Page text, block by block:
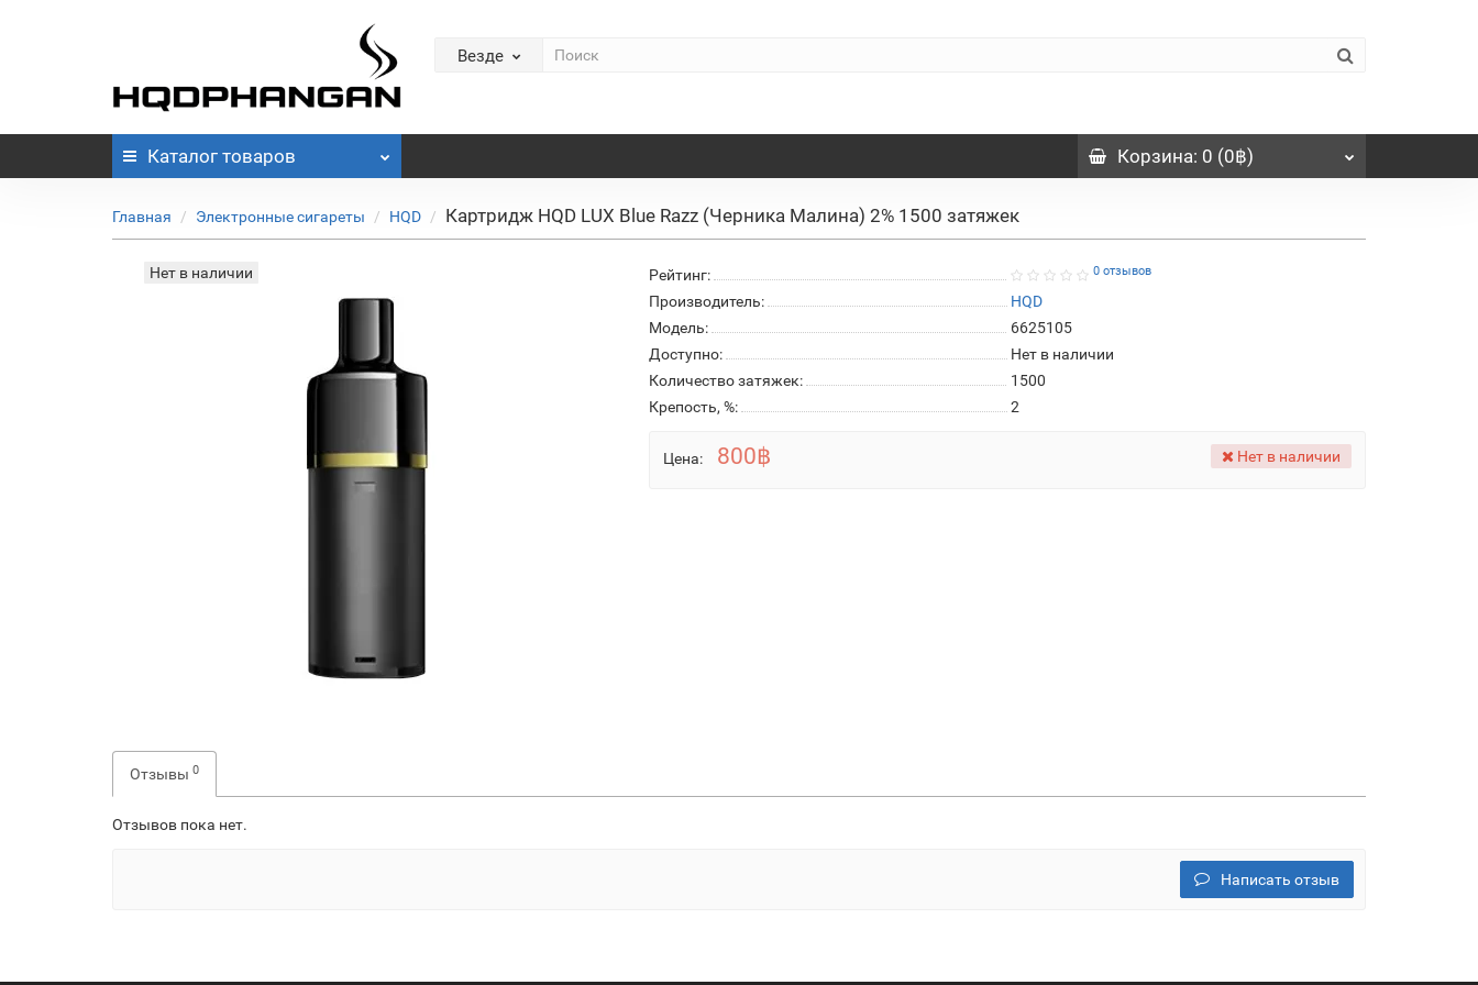
Везде
Каталог товаров Корзина: 0 (0฿)
Главная Электронные сигареты HQD Картридж HQD LUX Blue Razz (Черника Малина) 2% 1500 затяжек
Нет в наличии Рейтинг: 0 отзывов
Производитель:
HQD
Модель:
6625105
Доступно:
Нет в наличии
Количество затяжек:
1500
Крепость, %:
2
Цена: 800฿ Нет в наличии
Отзывы 0
Отзывов пока нет.
Написать отзыв